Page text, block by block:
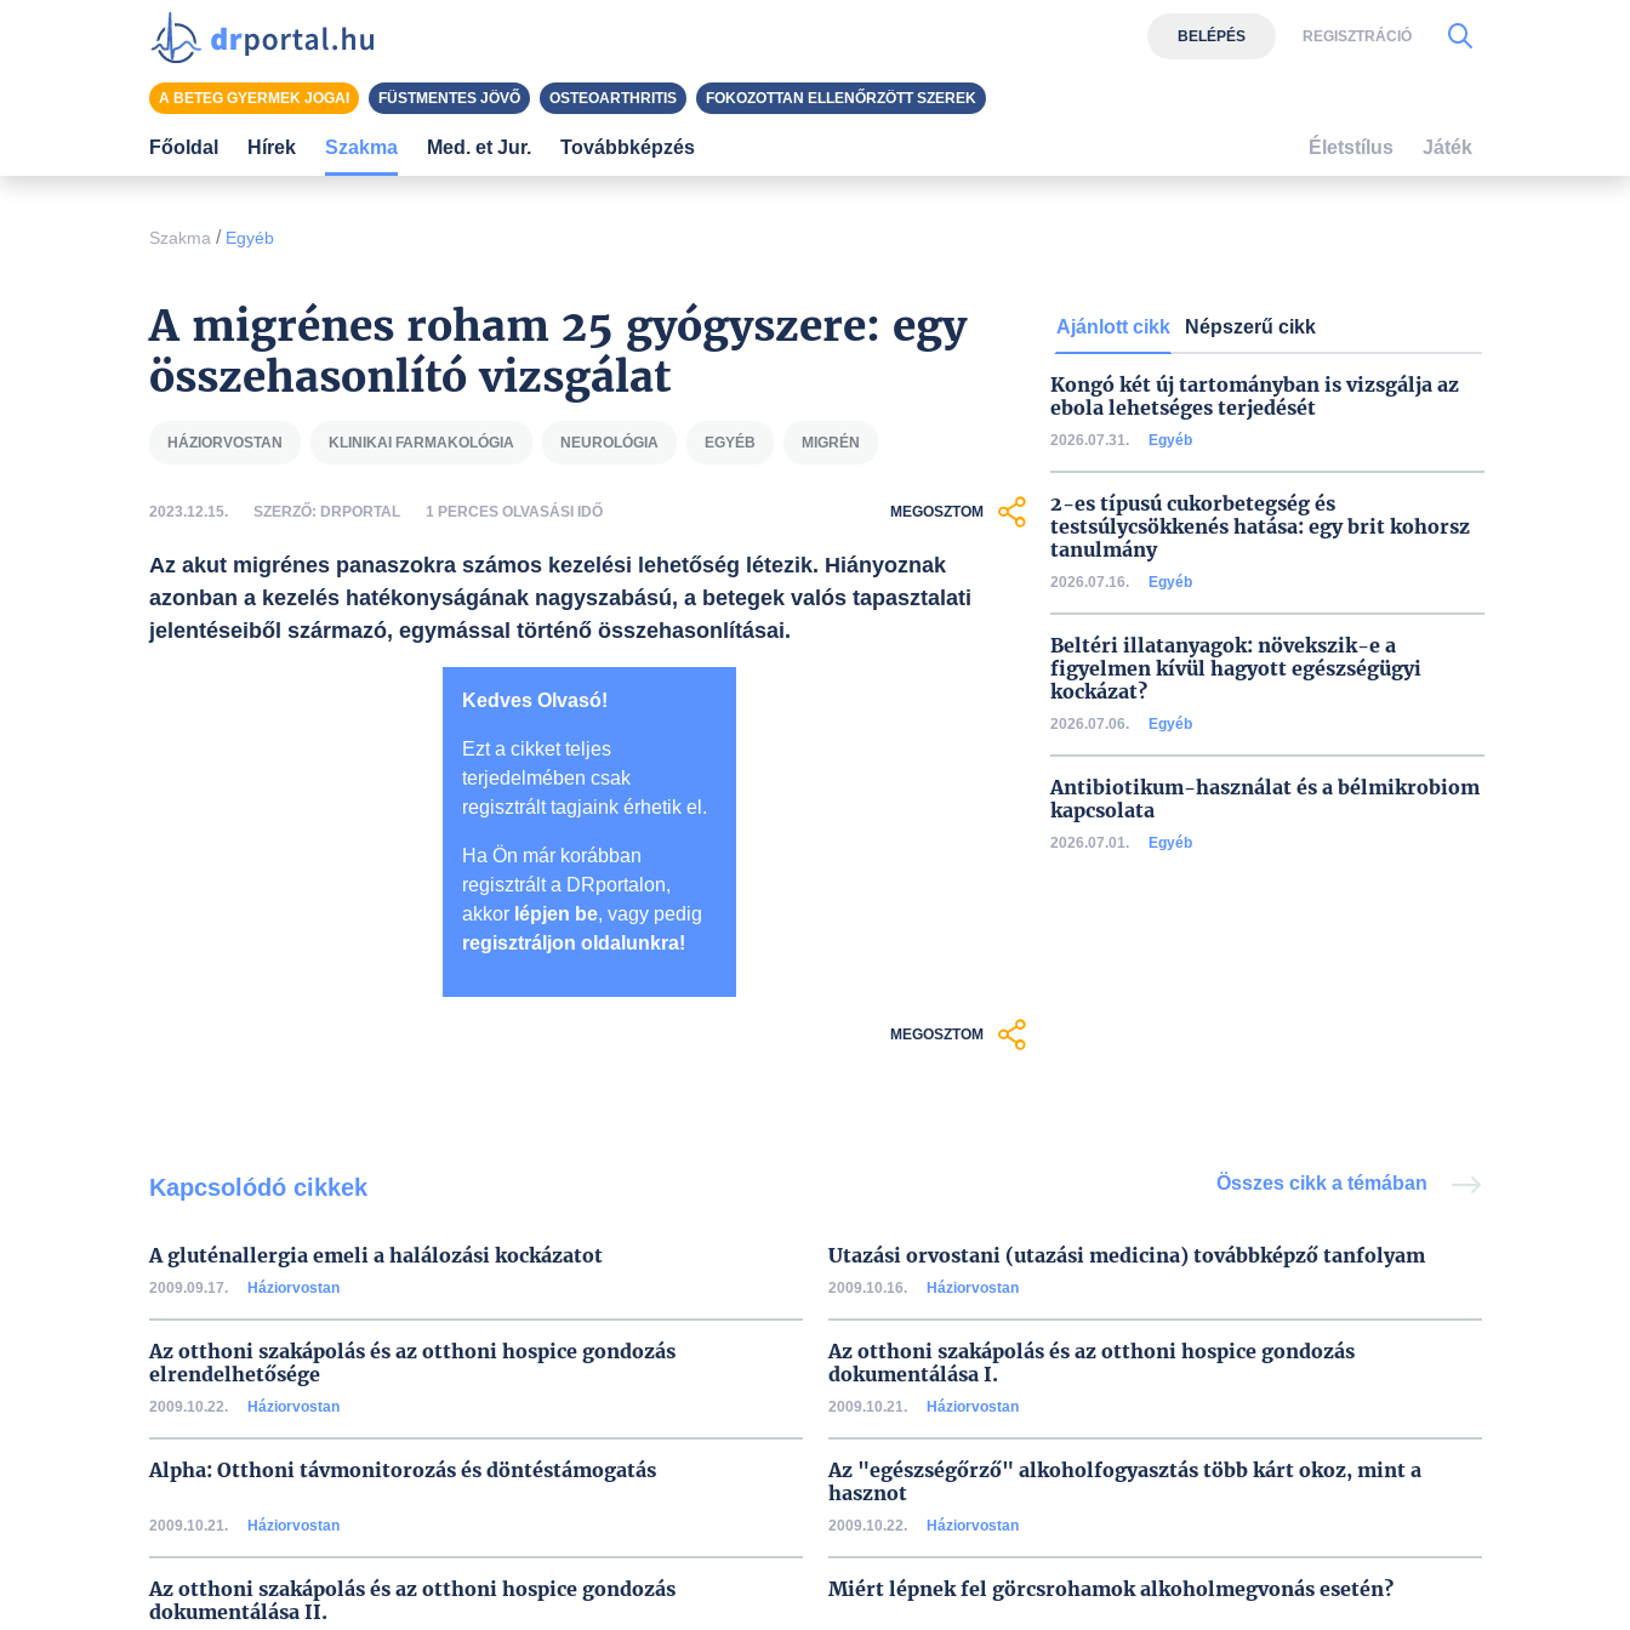
Szakma / Egyéb
A migrénes roham 25 gyógyszere: egy
összehasonlító vizsgálat
HÁZIORVOSTAN KLINIKAI FARMAKOLÓGIA NEUROLÓGIA EGYÉB MIGRÉN
2023.12.15. SZERZŐ: DRPORTAL 1 PERCES OLVASÁSI IDŐ MEGOSZTOM
Az akut migrénes panaszokra számos kezelési lehetőség létezik. Hiányoznak
azonban a kezelés hatékonyságának nagyszabású, a betegek valós tapasztalati
jelentéseiből származó, egymással történő összehasonlításai.
Kedves Olvasó!
Ezt a cikket teljes
terjedelmében csak
regisztrált tagjaink érhetik el.
Ha Ön már korábban
regisztrált a DRportalon,
akkor lépjen be, vagy pedig
regisztráljon oldalunkra!
MEGOSZTOM
Ajánlott cikk Népszerű cikk
Kongó két új tartományban is vizsgálja az
ebola lehetséges terjedését
2026.07.31. Egyéb
2-es típusú cukorbetegség és
testsúlycsökkenés hatása: egy brit kohorsz
tanulmány
2026.07.16. Egyéb
Beltéri illatanyagok: növekszik-e a
figyelmen kívül hagyott egészségügyi
kockázat?
2026.07.06. Egyéb
Antibiotikum-használat és a bélmikrobiom
kapcsolata
2026.07.01. Egyéb
Kapcsolódó cikkek Összes cikk a témában
A gluténallergia emeli a halálozási kockázatot
2009.09.17. Háziorvostan
Utazási orvostani (utazási medicina) továbbképző tanfolyam
2009.10.16. Háziorvostan
Az otthoni szakápolás és az otthoni hospice gondozás
elrendelhetősége
2009.10.22. Háziorvostan
Az otthoni szakápolás és az otthoni hospice gondozás
dokumentálása I.
2009.10.21. Háziorvostan
Alpha: Otthoni távmonitorozás és döntéstámogatás
2009.10.21. Háziorvostan
Az "egészségőrző" alkoholfogyasztás több kárt okoz, mint a
hasznot
2009.10.22. Háziorvostan
Az otthoni szakápolás és az otthoni hospice gondozás
dokumentálása II.
Miért lépnek fel görcsrohamok alkoholmegvonás esetén?
BELÉPÉS REGISZTRÁCIÓ
A BETEG GYERMEK JOGAI FÜSTMENTES JÖVŐ OSTEOARTHRITIS FOKOZOTTAN ELLENŐRZÖTT SZEREK
Főoldal Hírek Szakma Med. et Jur. Továbbképzés Életstílus Játék